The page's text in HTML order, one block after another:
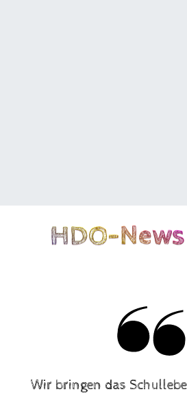
HDO-News
Wir brin­gen das